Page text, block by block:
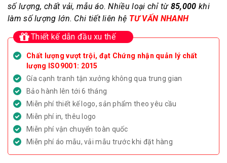
số lượng, chất vải, mẫu áo. Nhiều loại chỉ từ 85,000 khi
làm số lượng lớn. Chi tiết liên hệ TƯ VẤN NHANH
Thiết kế dẫn đầu xu thế
Chất lượng vượt trội, đạt Chứng nhận quản lý chất
lượng ISO9001: 2015
Gía cạnh tranh tận xưởng không qua trung gian
Bảo hành lên tới 6 tháng
Miễn phí thiết kế logo, sản phẩm theo yêu cầu
Miễn phí in, thêu logo
Miễn phí vận chuyển toàn quốc
Miễn phí áo mẫu, vải mẫu trước khi đặt hàng